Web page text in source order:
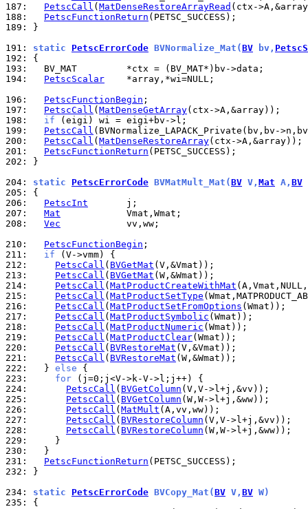
187:
PetscCall ( MatDenseRestoreArrayRead
188:
PetscFunctionReturn
189:
}
191: static PetscErrorCode BVNormalize_Mat(BV bv,
192:
193:
194:
PetscScalar
    *array,*wi=NULL;
196:
PetscFunctionBegin
197:
PetscCall ( MatDenseGetArray
198:
if
199:
PetscCall
200:
PetscCall ( MatDenseRestoreArray
201:
PetscFunctionReturn
202:
}
204: static PetscErrorCode BVMatMult_Mat(BV V, Mat A, BV
205:
206:
PetscInt
207:
Mat
208:
Vec
            vv,ww;
210:
PetscFunctionBegin
211:
if
212:
PetscCall ( BVGetMat
213:
PetscCall ( BVGetMat
214:
PetscCall ( MatProductCreateWithMat
215:
PetscCall ( MatProductSetType
216:
PetscCall ( MatProductSetFromOptions
217:
PetscCall ( MatProductSymbolic
218:
PetscCall ( MatProductNumeric
219:
PetscCall ( MatProductClear
220:
PetscCall ( BVRestoreMat
221:
PetscCall ( BVRestoreMat
222:
  }
else
223:
for
224:
PetscCall ( BVGetColumn
225:
PetscCall ( BVGetColumn
226:
PetscCall ( MatMult
227:
PetscCall ( BVRestoreColumn
228:
PetscCall ( BVRestoreColumn
229:
230:
231:
PetscFunctionReturn
232:
}
234: static PetscErrorCode BVCopy_Mat(BV V, BV W)
235: